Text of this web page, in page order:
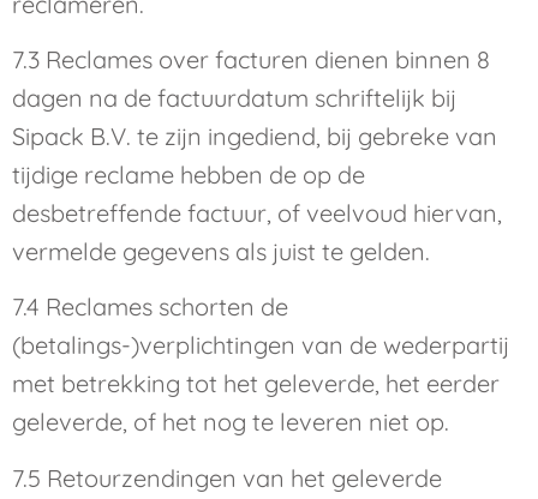
7.3 Reclames over facturen dienen binnen 8
dagen na de factuurdatum schriftelijk bij
Sipack B.V. te zijn ingediend, bij gebreke van
tijdige reclame hebben de op de
desbetreffende factuur, of veelvoud hiervan,
vermelde gegevens als juist te gelden.
7.4 Reclames schorten de
(betalings-)verplichtingen van de wederpartij
met betrekking tot het geleverde, het eerder
geleverde, of het nog te leveren niet op.
7.5 Retourzendingen van het geleverde